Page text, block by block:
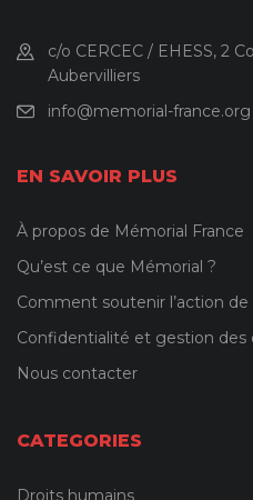
c/o CERCEC / EHESS, 2
Aubervilliers
info@memorial-france.org
EN SAVOIR PLUS
À propos de Mémorial France
Qu’est ce que Mémorial ?
Comment soutenir l’action
Confidentialité et gestion des
Nous contacter
CATEGORIES
Droits humains